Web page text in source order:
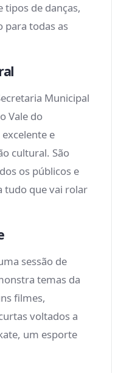
tipos de danças,
para todas as
Municipal
Vale do
e
cultural. São
os públicos e
tudo que vai rolar
sessão de
temas da
filmes,
voltados a
um esporte